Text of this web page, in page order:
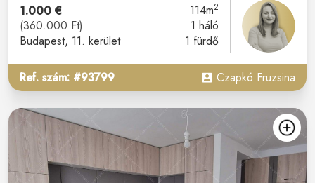
1.000 €
(360.000 Ft)
Budapest, 11. kerület
114m2
1 háló
1 fürdő
Ref. szám: #93799 Czapkó Fruzsina